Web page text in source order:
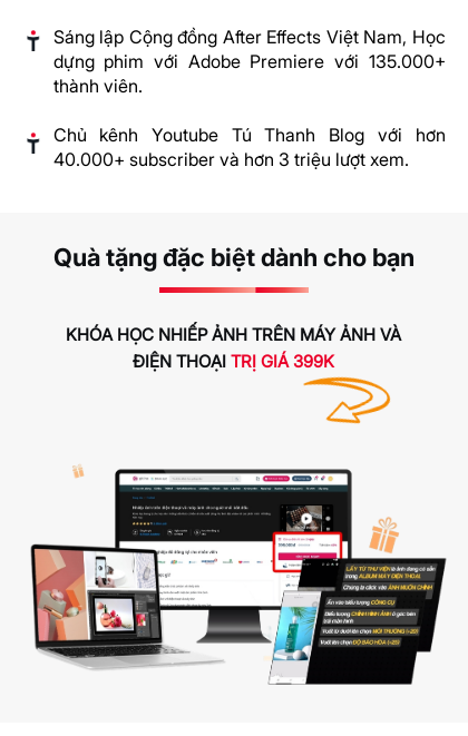
Sáng lập Cộng đồng After Effects Việt Nam, Học
dựng phim với Adobe Premiere với 135.000+
thành viên.
Chủ kênh Youtube Tú Thanh Blog với hơn
40.000+ subscriber và hơn 3 triệu lượt xem.
Quà tặng đặc biệt dành cho bạn
KHÓA HỌC NHIẾP ẢNH TRÊN MÁY ẢNH VÀ
ĐIỆN THOẠITRỊ GIÁ 399K